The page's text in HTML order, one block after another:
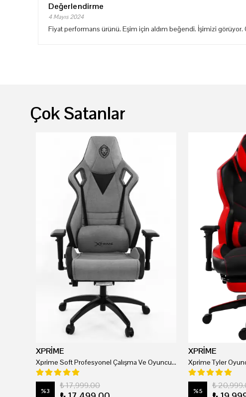
Değerlendirme
4 Mayıs 2024
Fiyat performans ürünü. Eşim için aldım beğendi. İşimizi
Çok Satanlar
XPRİME
Xprime Soft Profesyonel Çalışma Ve Oyuncu Koltuğu
%3
₺ 17,999.00
XPRİME
%5
₺